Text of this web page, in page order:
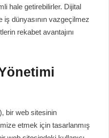
hale getirebilirler. Dijital
iş dünyasının vazgeçilmez
rekabet avantajını
bir web sitesinin
etmek için tasarlanmış